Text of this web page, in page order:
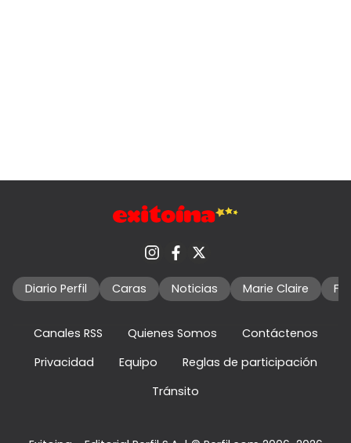
Diario Perfil Caras Noticias Marie Claire
Canales RSS Quienes Somos
Contáctenos
Privacidad
Equipo
Reglas de participación
Tránsito